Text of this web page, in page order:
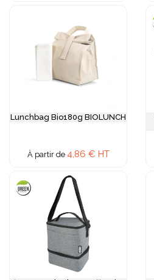
Lunchbag Bio180g BIOLUNCH
À partir de 4,86 € HT